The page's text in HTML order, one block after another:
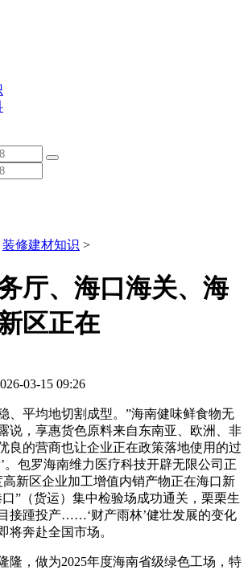
装修建材知识 >
厅、海口海关、海
区正在
03-15 09:26
平均地切割成型。”海南健味鲜食物无
说，享惠货色原料来自东南亚、欧洲、非
良的营商也让企业正在政策落地使用的过
。包罗海南维力医疗科技开辟无限公司正
新区企业加工增值内销产物正在海口新
”（货运）集中检验场成功通关，栗栗生
接踵投产……‘财产雨林’健壮发展的变化
将奔赴全国市场。
，做为2025年度海南省级绿色工场，特